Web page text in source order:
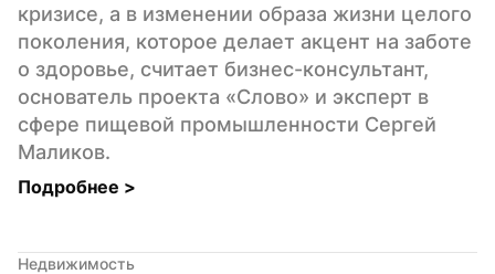
кризисе, а в изменении образа жизни целого
поколения, которое делает акцент на заботе
о здоровье, считает бизнес-консультант,
основатель проекта «Слово» и эксперт в
сфере пищевой промышленности Сергей
Маликов.
Подробнее >
Недвижимость